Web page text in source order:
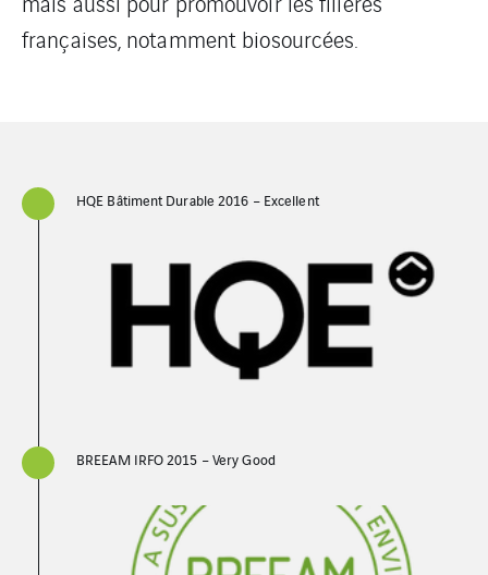
françaises, notamment biosourcées.
HQE Bâtiment Durable 2016 – Excellent
BREEAM IRFO 2015 – Very Good